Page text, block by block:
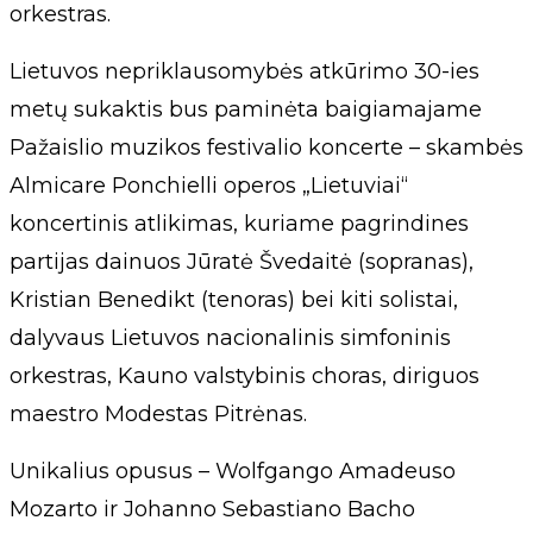
orkestras.
Lietuvos nepriklausomybės atkūrimo 30-ies
metų sukaktis bus paminėta baigiamajame
Pažaislio muzikos festivalio koncerte – skambės
Almicare Ponchielli operos „Lietuviai“
koncertinis atlikimas, kuriame pagrindines
partijas dainuos Jūratė Švedaitė (sopranas),
Kristian Benedikt (tenoras) bei kiti solistai,
dalyvaus Lietuvos nacionalinis simfoninis
orkestras, Kauno valstybinis choras, diriguos
maestro Modestas Pitrėnas.
Unikalius opusus – Wolfgango Amadeuso
Mozarto ir Johanno Sebastiano Bacho